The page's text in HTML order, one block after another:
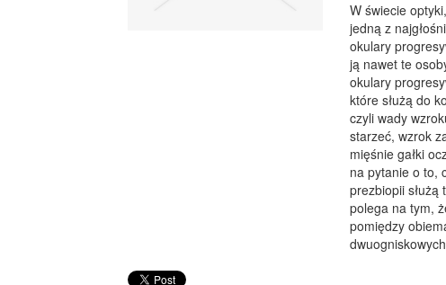
W świecie
jedną z
okulary
ją nawet te
okulary
które służą do
czyli wady
starzeć, wzrok
mięśnie gałki
na pytanie o to,
prezbiopii
polega na tym,
pomiędzy